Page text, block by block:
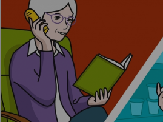
La mamá habla por teléfono